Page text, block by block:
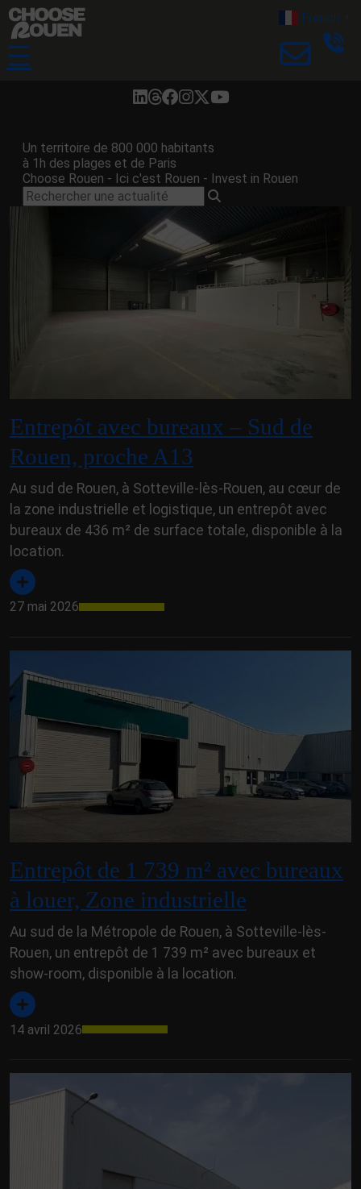
☰
French
Un territoire de 800 000 habitants
à 1h des plages et de Paris
Choose Rouen - Ici c'est Rouen - Invest in Rouen
Entrepôt avec bureaux – Sud de
Rouen, proche A13
Au sud de Rouen, à Sotteville-lès-Rouen, au cœur de
la zone industrielle et logistique, un entrepôt avec
bureaux de 436 m² de surface totale, disponible à la
location.
27 mai 2026
Entrepôt de 1 739 m² avec bureaux
à louer, Zone industrielle
Au sud de la Métropole de Rouen, à Sotteville-lès-
Rouen, un entrepôt de 1 739 m² avec bureaux et
show-room, disponible à la location.
14 avril 2026